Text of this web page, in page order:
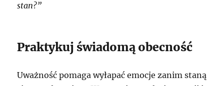
stan?”
Praktykuj świadomą obecność
Uważność pomaga wyłapać emocje zanim staną